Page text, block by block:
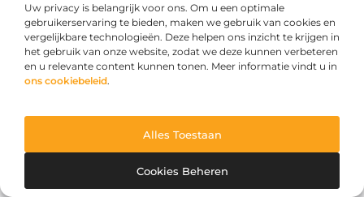
Uw privacy is belangrijk voor ons. Om u een optimale
gebruikerservaring te bieden, maken we gebruik van cookies en
vergelijkbare technologieën. Deze helpen ons inzicht te krijgen in
het gebruik van onze website, zodat we deze kunnen verbeteren
en u relevante content kunnen tonen. Meer informatie vindt u in
ons cookiebeleid.
Alles Toestaan
Cookies Beheren
Als je in Maassluis woont of een bedrijf runt, is de kans groot
dat je ooit in aanraking komt met een deurwaarder. Maar wat
doet
Winkelen